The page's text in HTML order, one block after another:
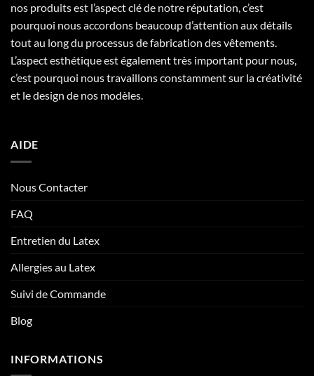
nos produits est l’aspect clé de notre réputation, c’est
pourquoi nous accordons beaucoup d’attention aux détails
tout au long du processus de fabrication des vêtements.
L’aspect esthétique est également très important pour nous,
c’est pourquoi nous travaillons constamment sur la créativité
et le design de nos modèles.
AIDE
Nous Contacter
FAQ
Entretien du Latex
Allergies au Latex
Suivi de Commande
Blog
INFORMATIONS